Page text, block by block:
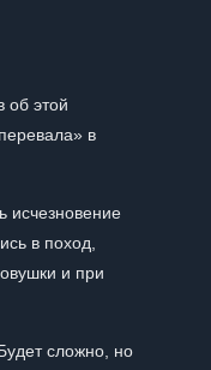
об этой
в
исчезновение
в поход,
и при
сложно, но